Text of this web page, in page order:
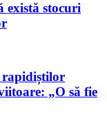
există stocuri
rapidiștilor
„O să fie